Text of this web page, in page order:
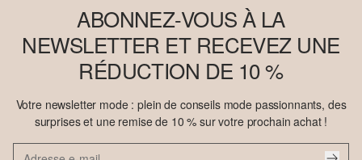
ABONNEZ-VOUS À LA
NEWSLETTER ET RECEVEZ UNE
RÉDUCTION DE 10 %
Votre newsletter mode : plein de conseils mode passionnants, des
surprises et une remise de 10 % sur votre prochain achat !